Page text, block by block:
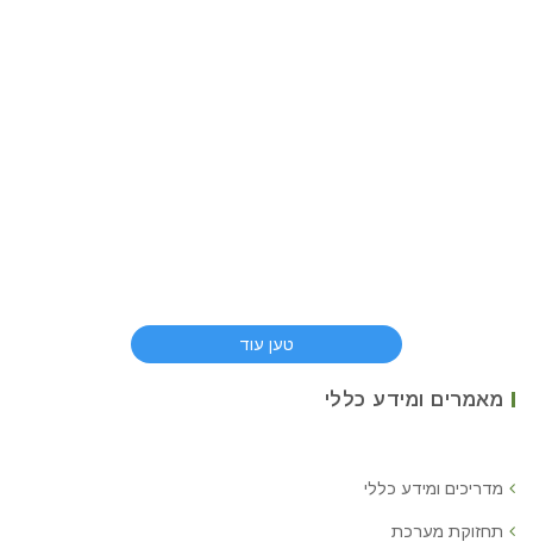
טען עוד
מאמרים ומידע כללי
מדריכים ומידע כללי
תחזוקת מערכת